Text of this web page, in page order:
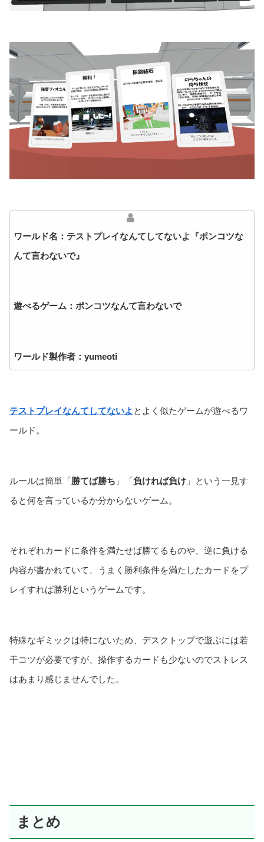
ワールド名：テストプレイなんてしてないよ『ポンコツな
んて言わないで』
遊べるゲーム：ポンコツなんて言わないで
ワールド製作者：yumeoti
テストプレイなんてしてないよ とよく似たゲームが遊べるワ
ールド。
ルールは簡単「勝てば勝ち 」「負ければ負け 」という一見す
ると何を言っているか分からないゲーム。
それぞれカードに条件を満たせば勝てるものや、逆に負ける
内容が書かれていて、うまく勝利条件を満たしたカードをプ
レイすれば勝利というゲームです。
特殊なギミックは特にないため、デスクトップで遊ぶには若
干コツが必要ですが、操作するカードも少ないのでストレス
はあまり感じませんでした。
まとめ